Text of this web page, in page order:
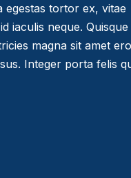
egestas tortor ex, vitae
iaculis neque. Quisque
magna sit amet
Integer porta felis